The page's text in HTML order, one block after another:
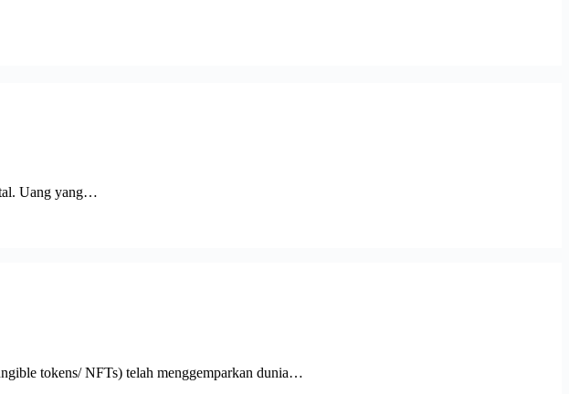
Uang yang…
tokens/ NFTs) telah menggemparkan dunia…